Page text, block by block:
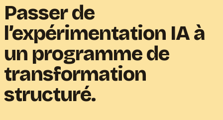
Passer de
l’expérimentation IA à
un programme de
transformation
structuré.